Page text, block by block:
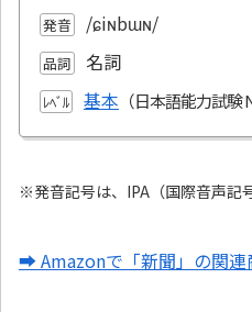
発音 /ɕiɴbɯɴ/
品詞 名詞
ﾚﾍﾞﾙ 基本
※発音記号は、IPA（国際音声記
➡ Amazonで「新聞」の関連